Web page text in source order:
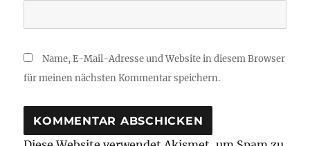
Name, E-Mail-Adresse und Website in diesem Browser
für meinen nächsten Kommentar speichern.